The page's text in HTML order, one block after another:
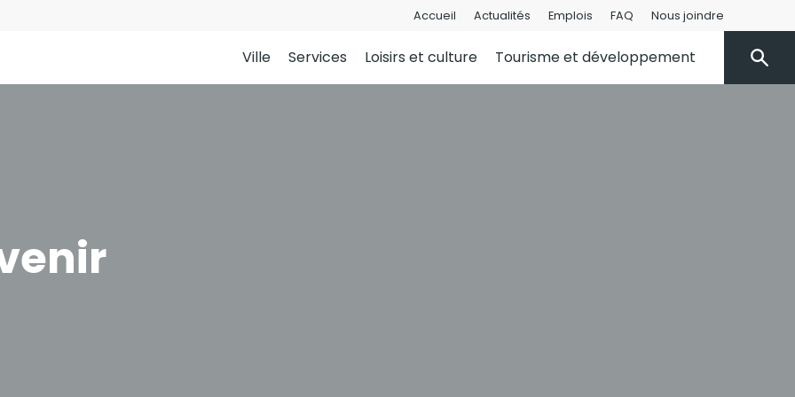
Accueil Actualités Emplois FAQ Nous joindre
Ville Services Loisirs et culture Tourisme et développement